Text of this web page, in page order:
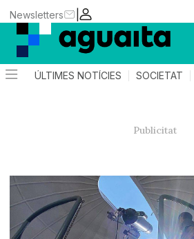
|
Newsletters
ÚLTIMES NOTÍCIES SOCIETAT